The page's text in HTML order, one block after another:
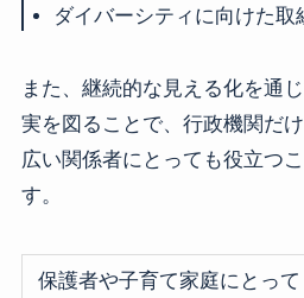
ダイバーシティに向けた取
また、継続的な見える化を通
実を図ることで、行政機関だ
広い関係者にとっても役立つ
す。
保護者や子育て家庭にとって